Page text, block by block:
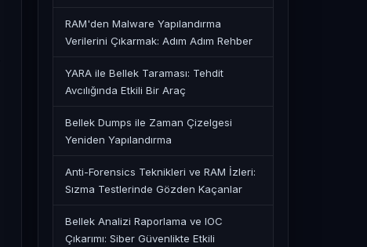
RAM'den Malware Yapılandırma
Verilerini Çıkarmak: Adım Adım Rehber
YARA ile Bellek Taraması: Tehdit
Avcılığında Etkili Bir Araç
Bellek Dumps ile Zaman Çizelgesi
Yeniden Yapılandırma
Anti-Forensics Teknikleri ve RAM İzleri:
Sızma Testlerinde Gözden Kaçanlar
Bellek Analizi Raporlama ve IOC
Çıkarımı: Siber Güvenlikte Etkili